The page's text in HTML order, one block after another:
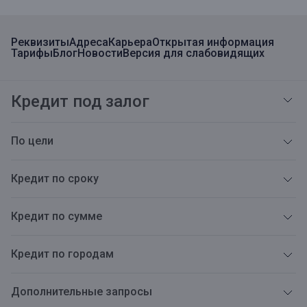
РеквизитыАдресаКарьераОткрытая информация
ТарифыБлогНовостиВерсия для слабовидящих
Кредит под залог
По цели
Кредит по сроку
Кредит по сумме
Кредит по городам
Дополнительные запросы